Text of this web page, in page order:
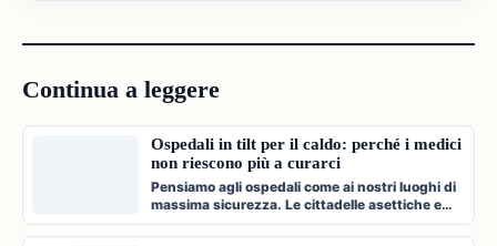
Continua a leggere
Ospedali in tilt per il caldo: perché i medici
non riescono più a curarci
Pensiamo agli ospedali come ai nostri luoghi di
massima sicurezza. Le cittadelle asettiche e
climatizzate dove veniamo c…